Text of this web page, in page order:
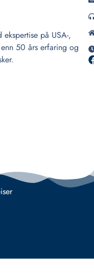
på USA-,
50 års erfaring og